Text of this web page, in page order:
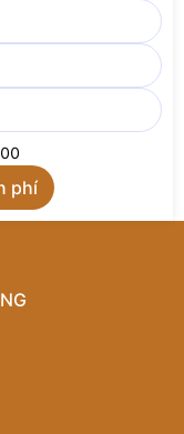
, vừa sang
chí công năng
trong dự án
khiến bạn xiêu
còn là “resort thu
để được tư vấn